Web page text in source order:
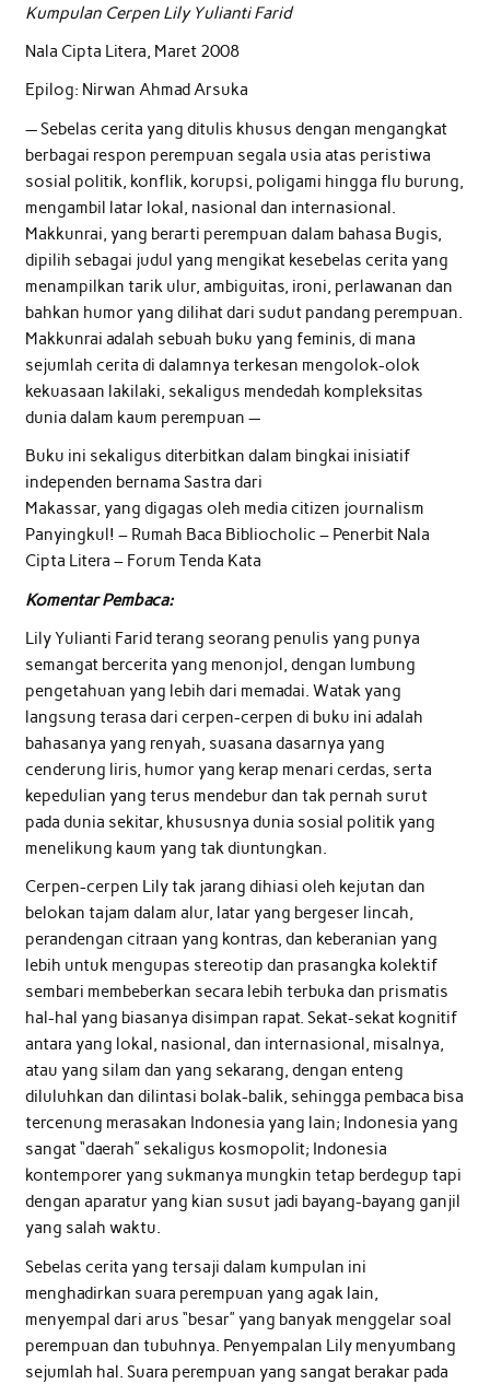
Kumpulan Cerpen Lily Yulianti Farid
Nala Cipta Litera, Maret 2008
Epilog: Nirwan Ahmad Arsuka
— Sebelas cerita yang ditulis khusus dengan mengangkat
berbagai respon perempuan segala usia atas peristiwa
sosial politik, konflik, korupsi, poligami hingga flu burung,
mengambil latar lokal, nasional dan internasional.
Makkunrai, yang berarti perempuan dalam bahasa Bugis,
dipilih sebagai judul yang mengikat kesebelas cerita yang
menampilkan tarik ulur, ambiguitas, ironi, perlawanan dan
bahkan humor yang dilihat dari sudut pandang perempuan.
Makkunrai adalah sebuah buku yang feminis, di mana
sejumlah cerita di dalamnya terkesan mengolok-olok
kekuasaan lakilaki, sekaligus mendedah kompleksitas
dunia dalam kaum perempuan —
Buku ini sekaligus diterbitkan dalam bingkai inisiatif
independen bernama Sastra dari
Makassar, yang digagas oleh media citizen journalism
Panyingkul! – Rumah Baca Bibliocholic – Penerbit Nala
Cipta Litera – Forum Tenda Kata
Komentar Pembaca:
Lily Yulianti Farid terang seorang penulis yang punya
semangat bercerita yang menonjol, dengan lumbung
pengetahuan yang lebih dari memadai. Watak yang
langsung terasa dari cerpen-cerpen di buku ini adalah
bahasanya yang renyah, suasana dasarnya yang
cenderung liris, humor yang kerap menari cerdas, serta
kepedulian yang terus mendebur dan tak pernah surut
pada dunia sekitar, khususnya dunia sosial politik yang
menelikung kaum yang tak diuntungkan.
Cerpen-cerpen Lily tak jarang dihiasi oleh kejutan dan
belokan tajam dalam alur, latar yang bergeser lincah,
perandengan citraan yang kontras, dan keberanian yang
lebih untuk mengupas stereotip dan prasangka kolektif
sembari membeberkan secara lebih terbuka dan prismatis
hal-hal yang biasanya disimpan rapat. Sekat-sekat kognitif
antara yang lokal, nasional, dan internasional, misalnya,
atau yang silam dan yang sekarang, dengan enteng
diluluhkan dan dilintasi bolak-balik, sehingga pembaca bisa
tercenung merasakan Indonesia yang lain; Indonesia yang
sangat “daerah” sekaligus kosmopolit; Indonesia
kontemporer yang sukmanya mungkin tetap berdegup tapi
dengan aparatur yang kian susut jadi bayang-bayang ganjil
yang salah waktu.
Sebelas cerita yang tersaji dalam kumpulan ini
menghadirkan suara perempuan yang agak lain,
menyempal dari arus “besar” yang banyak menggelar soal
perempuan dan tubuhnya. Penyempalan Lily menyumbang
sejumlah hal. Suara perempuan yang sangat berakar pada